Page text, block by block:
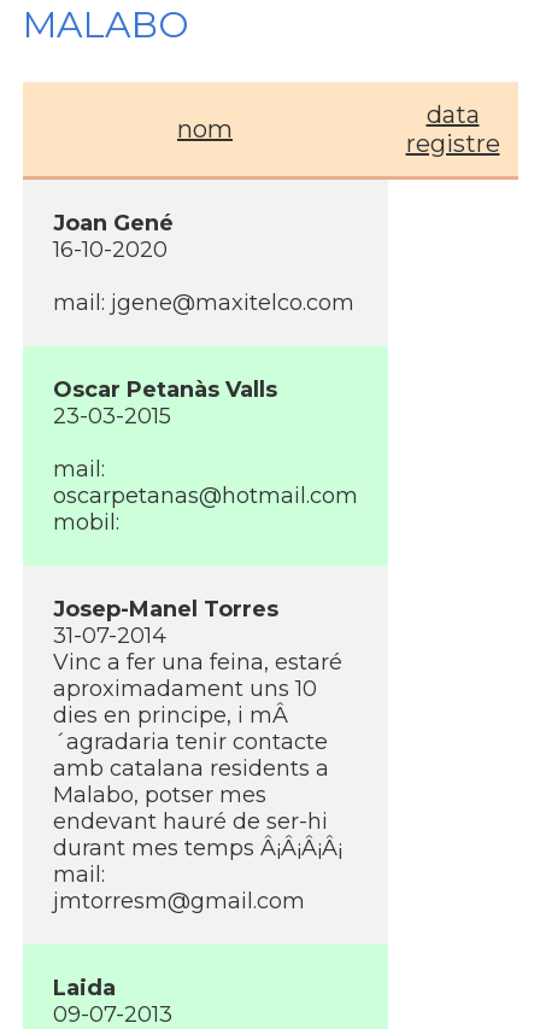
MALABO
nom
data
registre
Joan Gené
16-10-2020
mail: jgene@maxitelco.com
Oscar Petanàs Valls
23-03-2015
mail:
oscarpetanas@hotmail.com
mobil:
Josep-Manel Torres
31-07-2014
Vinc a fer una feina, estaré
aproximadament uns 10
dies en principe, i mÂ
´agradaria tenir contacte
amb catalana residents a
Malabo, potser mes
endevant hauré de ser-hi
durant mes temps Â¡Â¡Â¡Â¡
mail:
jmtorresm@gmail.com
Laida
09-07-2013